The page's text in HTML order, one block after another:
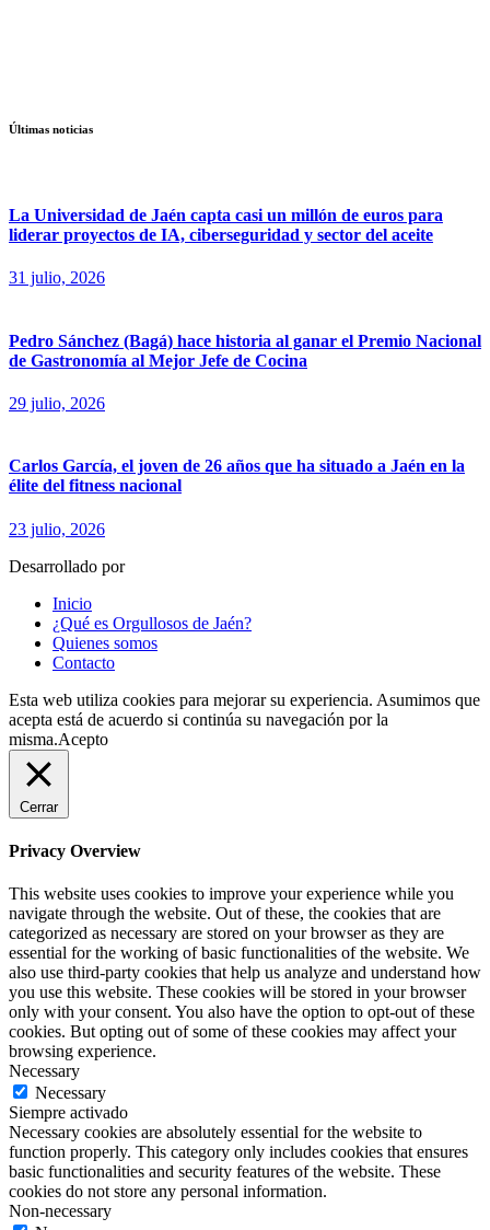
Últimas noticias
La Universidad de Jaén capta casi un millón de euros para
liderar proyectos de IA, ciberseguridad y sector del aceite
31 julio, 2026
Pedro Sánchez (Bagá) hace historia al ganar el Premio Nacional
de Gastronomía al Mejor Jefe de Cocina
29 julio, 2026
Carlos García, el joven de 26 años que ha situado a Jaén en la
élite del fitness nacional
23 julio, 2026
Desarrollado por
Inicio
¿Qué es Orgullosos de Jaén?
Quienes somos
Contacto
Esta web utiliza cookies para mejorar su experiencia. Asumimos que
acepta está de acuerdo si continúa su navegación por la
misma.Acepto
Cerrar
Privacy Overview
This website uses cookies to improve your experience while you
navigate through the website. Out of these, the cookies that are
categorized as necessary are stored on your browser as they are
essential for the working of basic functionalities of the website. We
also use third-party cookies that help us analyze and understand how
you use this website. These cookies will be stored in your browser
only with your consent. You also have the option to opt-out of these
cookies. But opting out of some of these cookies may affect your
browsing experience.
Necessary
Necessary
Siempre activado
Necessary cookies are absolutely essential for the website to
function properly. This category only includes cookies that ensures
basic functionalities and security features of the website. These
cookies do not store any personal information.
Non-necessary